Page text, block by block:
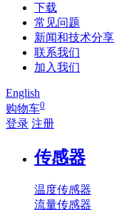
下载
常见问题
新闻和技术分享
联系我们
加入我们
English
购物车0
登录 注册
传感器
温度传感器
流量传感器